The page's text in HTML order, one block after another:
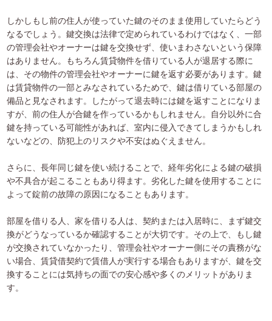
しかしもし前の住人が使っていた鍵のそのまま使用していたらどう
なるでしょう。鍵交換は法律で定められているわけではなく、一部
の管理会社やオーナーは鍵を交換せず、使いまわさないという保障
はありません。もちろん賃貸物件を借りている人が退居する際に
は、その物件の管理会社やオーナーに鍵を返す必要があります。鍵
は賃貸物件の一部とみなされているためで、鍵は借りている部屋の
備品と見なされます。したがって退去時には鍵を返すことになりま
すが、前の住人が合鍵を作っているかもしれません。自分以外に合
鍵を持っている可能性があれば、室内に侵入できてしまうかもしれ
ないなどの、防犯上のリスクや不安はぬぐえません。
さらに、長年同じ鍵を使い続けることで、経年劣化による鍵の破損
や不具合が起こることもあり得ます。劣化した鍵を使用することに
よって錠前の故障の原因になることもあります。
部屋を借りる人、家を借りる人は、契約または入居時に、まず鍵交
換がどうなっているか確認することが大切です。その上で、もし鍵
が交換されていなかったり、管理会社やオーナー側にその責務がな
い場合、賃貸借契約で賃借人が実行する場合もありますが、鍵を交
換することには気持ちの面での安心感や多くのメリットがありま
す。